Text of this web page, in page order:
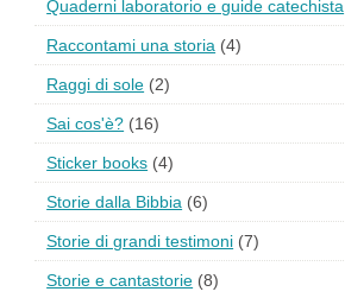
Quaderni laboratorio e guide catechista
Raccontami una storia (4)
Raggi di sole (2)
Sai cos'è? (16)
Sticker books (4)
Storie dalla Bibbia (6)
Storie di grandi testimoni (7)
Storie e cantastorie (8)